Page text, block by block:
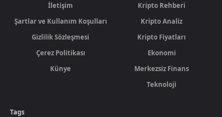
İletişim
Şartlar ve Kullanım Koşulları
Gizlilik Sözleşmesi
Çerez Politikası
Künye
Kripto Rehberi
Kripto Analiz
Kripto Fiyatları
Ekonomi
Merkezsiz Finans
Teknoloji
Tags